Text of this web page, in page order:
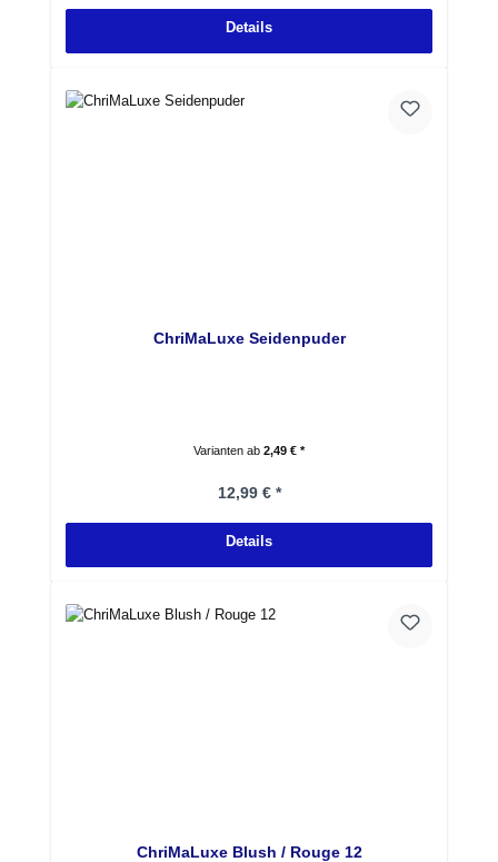
Details
ChriMaLuxe Seidenpuder
Varianten ab 2,49 € *
Regulärer Preis:
12,99 € *
Details
ChriMaLuxe Blush / Rouge 12